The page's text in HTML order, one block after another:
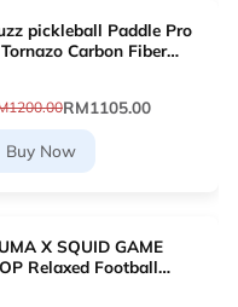
pickleball Paddle Pro
Carbon Fiber
RM1105.00
Buy Now
X SQUID GAME
Relaxed Football